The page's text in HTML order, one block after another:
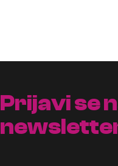
Prijavi se